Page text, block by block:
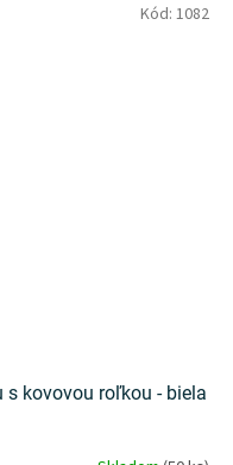
kovovou roľkou - biela
Kód: 1082